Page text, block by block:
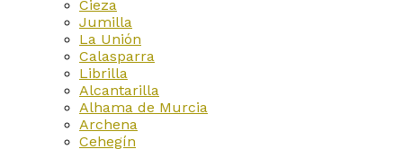
Cieza
Jumilla
La Unión
Calasparra
Librilla
Alcantarilla
Alhama de Murcia
Archena
Cehegín